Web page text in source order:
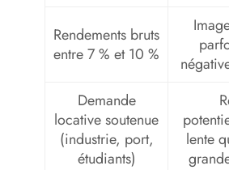
Rendements bruts
entre 7 % et 10 %
Demande
locative soutenue
(industrie, port,
étudiants)
lente